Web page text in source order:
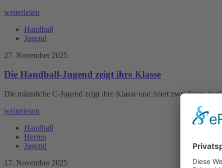
weiterlesen
Handball
Jugend
27. November 2025
Die Handball-Jugend zeigt ihre Klasse
Die männliche C-Jugend zeigt ihre Klasse und feiert zwei Siege in
weiterlesen
Handball
Herren
Jugend
17. November 2025